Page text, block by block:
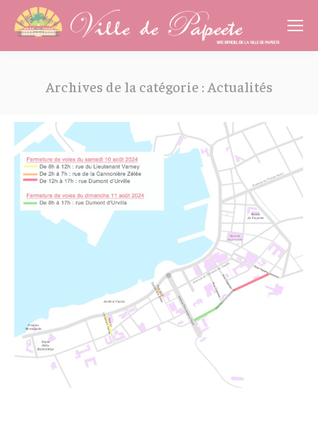
Archives de la catégorie : Actualités
Cookies management panel